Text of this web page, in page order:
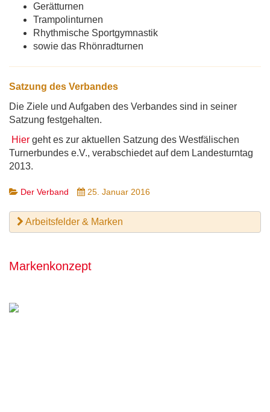
Gerätturnen
Trampolinturnen
Rhythmische Sportgymnastik
sowie das Rhönradturnen
Satzung des Verbandes
Die Ziele und Aufgaben des Verbandes sind in seiner
Satzung festgehalten.
Hier geht es zur aktuellen Satzung des Westfälischen
Turnerbundes e.V., verabschiedet auf dem Landesturntag
2013.
Der Verband 25. Januar 2016
Arbeitsfelder & Marken
Markenkonzept